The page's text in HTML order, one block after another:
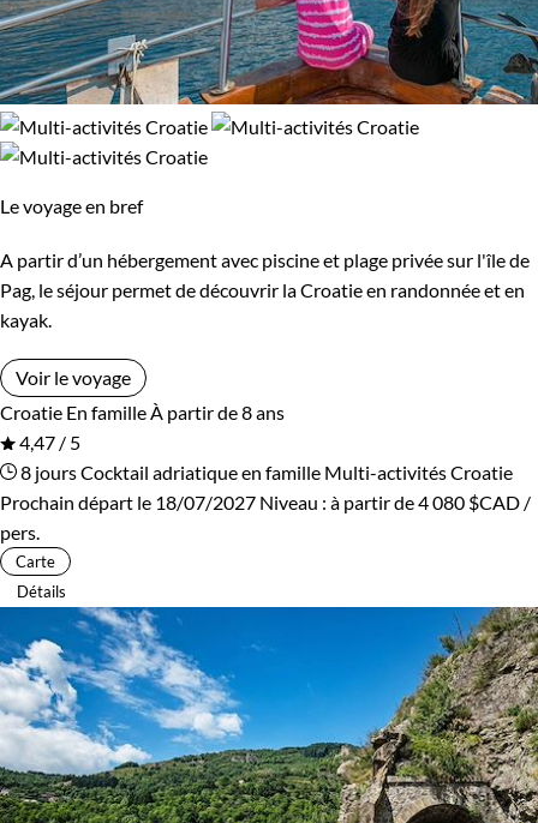
Le voyage en bref
A partir d’un hébergement avec piscine et plage privée sur l'île de
Pag, le séjour permet de découvrir la Croatie en randonnée et en
kayak.
Voir le voyage
Croatie En familleÀ partir de 8 ans
4,47 / 5
8 joursCocktail adriatique en famille Multi-activités Croatie
Prochain départ le 18/07/2027 Niveau : à partir de4 080 $CAD /
pers.
Carte
Détails